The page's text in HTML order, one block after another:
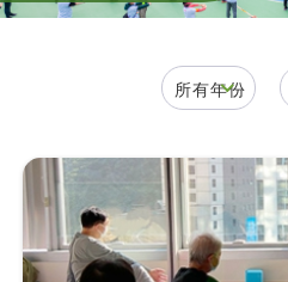
所有年份